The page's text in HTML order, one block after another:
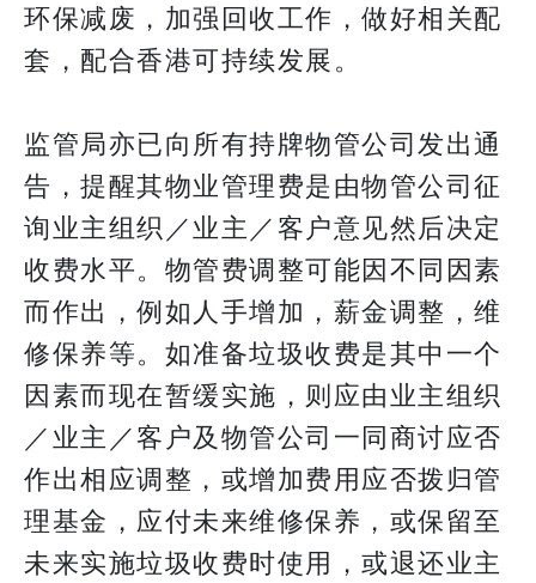
环保减废，加强回收工作，做好相关配
套，配合香港可持续发展。
监管局亦已向所有持牌物管公司发出通
告，提醒其物业管理费是由物管公司征
询业主组织／业主／客户意见然后决定
收费水平。物管费调整可能因不同因素
而作出，例如人手增加，薪金调整，维
修保养等。如准备垃圾收费是其中一个
因素而现在暂缓实施，则应由业主组织
／业主／客户及物管公司一同商讨应否
作出相应调整，或增加费用应否拨归管
理基金，应付未来维修保养，或保留至
未来实施垃圾收费时使用，或退还业主